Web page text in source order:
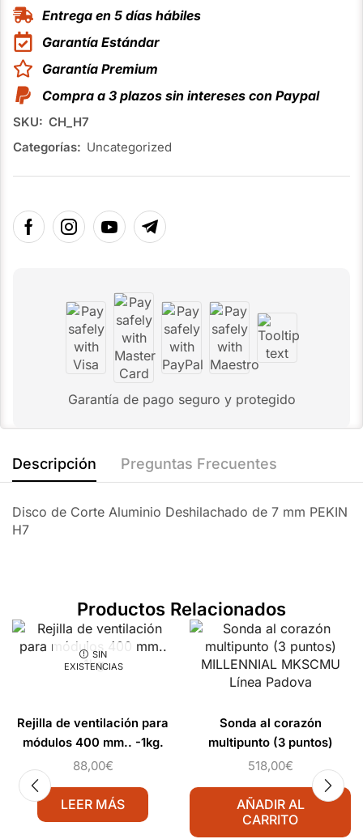
Entrega en 5 días hábiles
Garantía Estándar
Garantía Premium
Compra a 3 plazos sin intereses con Paypal
SKU: CH_H7
Categorías: Uncategorized
Garantía de pago seguro y protegido
Descripción Preguntas Frecuentes
Disco de Corte Aluminio Deshilachado de 7 mm PEKIN
H7
Productos Relacionados
SIN
EXISTENCIAS
Rejilla de ventilación para
módulos 400 mm.. -1kg.
88,00€
LEER MÁS
Sonda al corazón
multipunto (3 puntos)
MILLENNIAL MKSCMU
518,00€
AÑADIR AL
CARRITO